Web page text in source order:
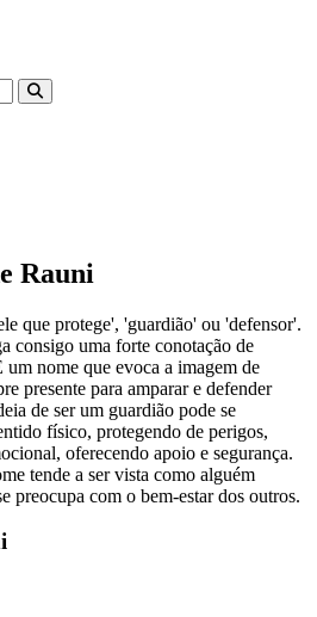
Rauni
que protege', 'guardião' ou 'defensor'.
consigo uma forte conotação de
um nome que evoca a imagem de
presente para amparar e defender
de ser um guardião pode se
físico, protegendo de perigos,
oferecendo apoio e segurança.
tende a ser vista como alguém
preocupa com o bem-estar dos outros.